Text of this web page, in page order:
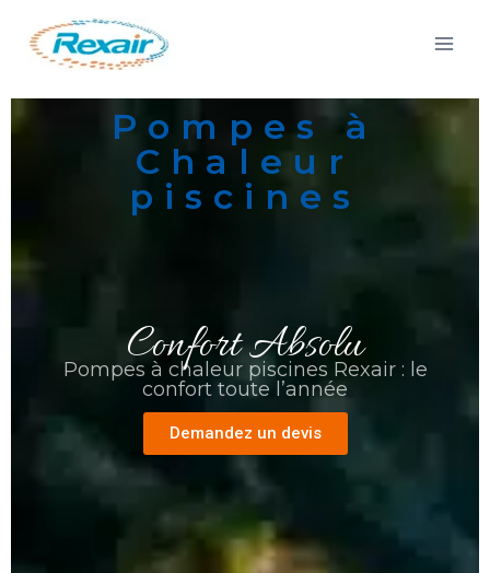
Pompes à
Chaleur
piscines
Confort Absolu
Pompes à chaleur piscines Rexair : le
confort toute l’année
Demandez un devis